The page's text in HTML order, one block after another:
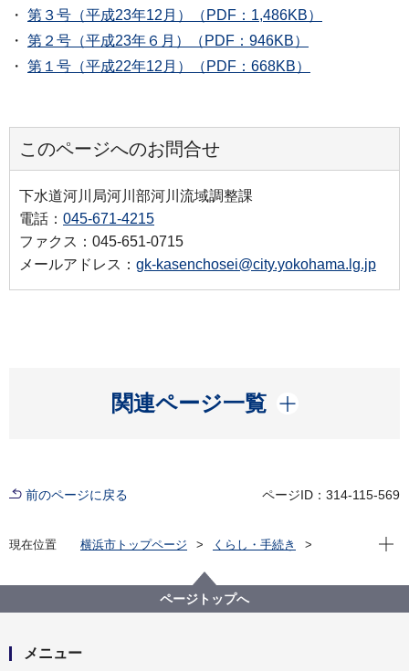
・ 第３号（平成23年12月）（PDF：1,486KB）
・ 第２号（平成23年６月）（PDF：946KB）
・ 第１号（平成22年12月）（PDF：668KB）
このページへのお問合せ
下水道河川局河川部河川流域調整課
電話： 045-671-4215
ファクス：045-651-0715
メールアドレス： gk-kasenchosei@city.yokohama.lg.jp
関連ページ一覧
開く
前のページに戻る ページID：314-115-569
現在位置 横浜市トップページ
くらし・手続き
河川等のイベント・ボランティア
水辺愛護会通信 一覧
現在
ページトップへ
メニュー